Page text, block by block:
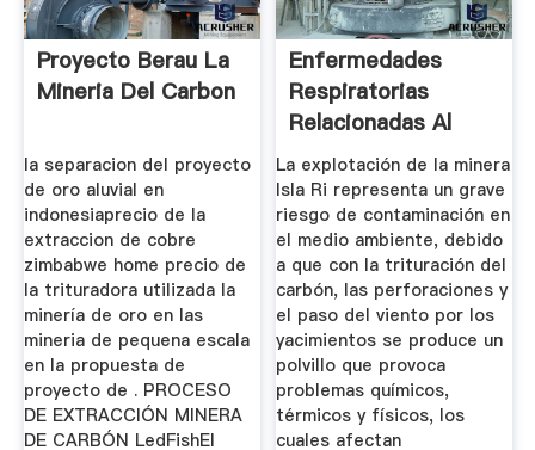
Proyecto Berau La
Mineria Del Carbon
la separacion del proyecto
de oro aluvial en
indonesiaprecio de la
extraccion de cobre
zimbabwe home precio de
la trituradora utilizada la
minería de oro en las
mineria de pequena escala
en la propuesta de
proyecto de . PROCESO
DE EXTRACCIÓN MINERA
DE CARBÓN LedFishEl
Enfermedades
Respiratorias
Relacionadas Al
Polvillo De Carbón
La explotación de la minera
Isla Ri representa un grave
riesgo de contaminación en
el medio ambiente, debido
a que con la trituración del
carbón, las perforaciones y
el paso del viento por los
yacimientos se produce un
polvillo que provoca
problemas químicos,
térmicos y físicos, los
cuales afectan